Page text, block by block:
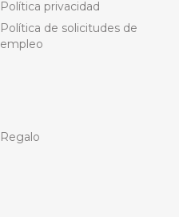
Política privacidad
Política de solicitudes de
empleo
Regalo